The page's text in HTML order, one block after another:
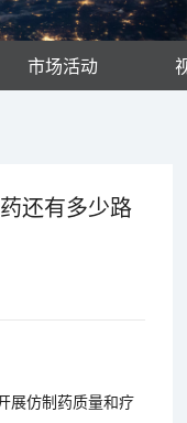
市场活动
还有多少路
展仿制药质量和疗